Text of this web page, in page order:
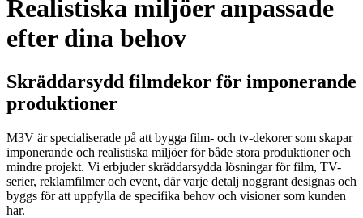
Realistiska miljöer anpassade
efter dina behov
Skräddarsydd filmdekor för imponerande
produktioner
M3V är specialiserade på att bygga film- och tv-dekorer som skapar
imponerande och realistiska miljöer för både stora produktioner och
mindre projekt. Vi erbjuder skräddarsydda lösningar för film, TV-
serier, reklamfilmer och event, där varje detalj noggrant designas och
byggs för att uppfylla de specifika behov och visioner som kunden
har.